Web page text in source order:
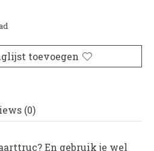
product is
toevoegen
(0)
En gebruik je wel